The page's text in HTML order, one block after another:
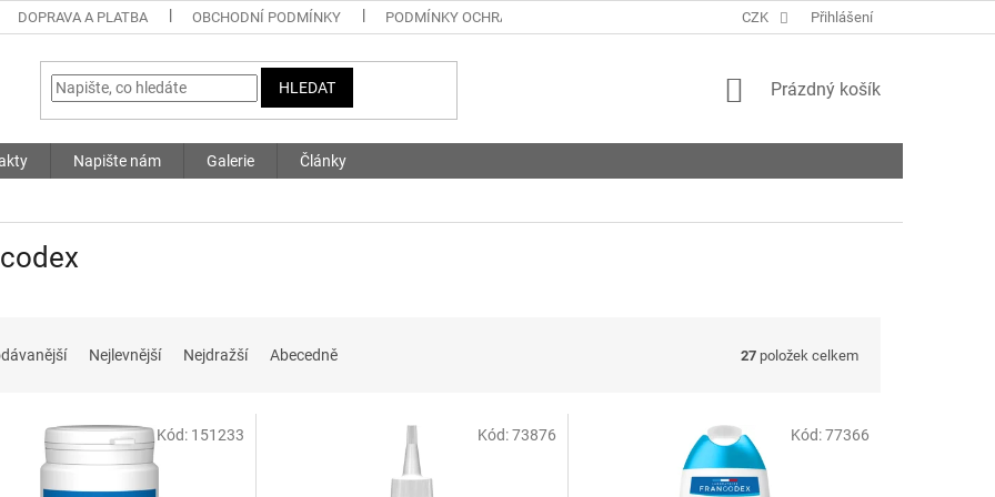
DOPRAVA A PLATBA OBCHODNÍ PODMÍNKY PODMÍNKY OCHRANY OSOBNÍCH ÚDAJŮ KONTAKTY NAPIŠTE NÁM
CZK Přihlášení
HLEDAT
NÁKUPNÍ
Prázdný košík
Napište nám Galerie Články
Nejlevnější Nejdražší Abecedně 27 položek celkem
Kód: 151233 Kód:73876 Kód:77366